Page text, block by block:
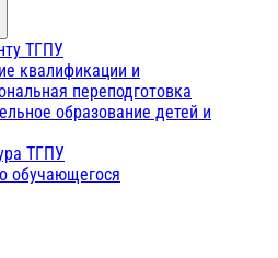
ТГПУ
квалификации и
переподготовка
образование детей и
ТГПУ
обучающегося